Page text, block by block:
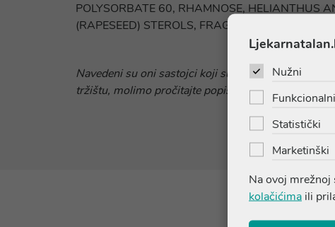
POLYSORBATE 60, RHAMNOSE, HELIANTHUS
(RAPESEED) STEROLS, FRAGRANCE (PARFUM).
Navedeni su oni sastojci koji su sadržani u
tržištu, molimo pročitajte popis sastojaka koji se
Nužni
Funkcionalni
Statistički
Marketinški
Na ovoj
kolačićima ili